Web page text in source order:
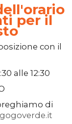
per il
con il
alle 12:30
di